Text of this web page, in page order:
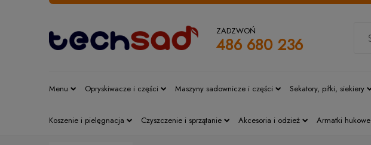
ZADZWOŃ
486 680 236
Menu Opryskiwacze i części Maszyny sadownicze i części Sekatory, piłki, siekiery
Koszenie i pielęgnacja Czyszczenie i sprzątanie Akcesoria i odzież Armatki hukowe